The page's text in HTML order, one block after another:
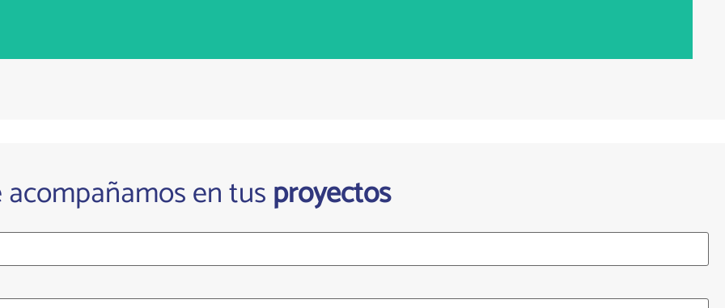
acompañamos en tusproyectos